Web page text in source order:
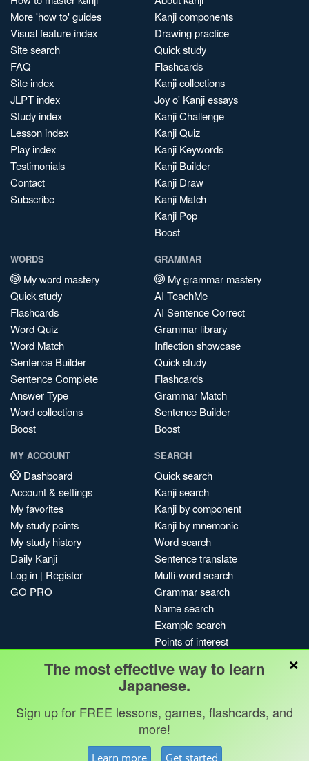
More 'how to' guides
Visual feature index
Site search
FAQ
Site index
JLPT index
Study index
Lesson index
Play index
Testimonials
Contact
Subscribe
Kanji components
Drawing practice
Quick study
Flashcards
Kanji collections
Joy o' Kanji essays
Kanji Challenge
Kanji Quiz
Kanji Keywords
Kanji Builder
Kanji Draw
Kanji Match
Kanji Pop
Boost
WORDS
My word mastery
Quick study
Flashcards
Word Quiz
Word Match
Sentence Builder
Sentence Complete
Answer Type
Word collections
Boost
GRAMMAR
My grammar mastery
AI TeachMe
AI Sentence Correct
Grammar library
Inflection showcase
Quick study
Flashcards
Grammar Match
Sentence Builder
Boost
MY ACCOUNT
Dashboard
Account & settings
My favorites
My study points
My study history
Daily Kanji
Log in | Register
GO PRO
SEARCH
Quick search
Kanji search
Kanji by component
Kanji by mnemonic
Word search
Sentence translate
Multi-word search
Grammar search
Name search
Example search
Points of interest
My search history
Search index
Blog
Jobs & opportunities Privacy Credits
Copyright ©
×
The most effective way to learn
Japanese.
Sign up for FREE lessons, games, flashcards, and
more!
Learn more Get started